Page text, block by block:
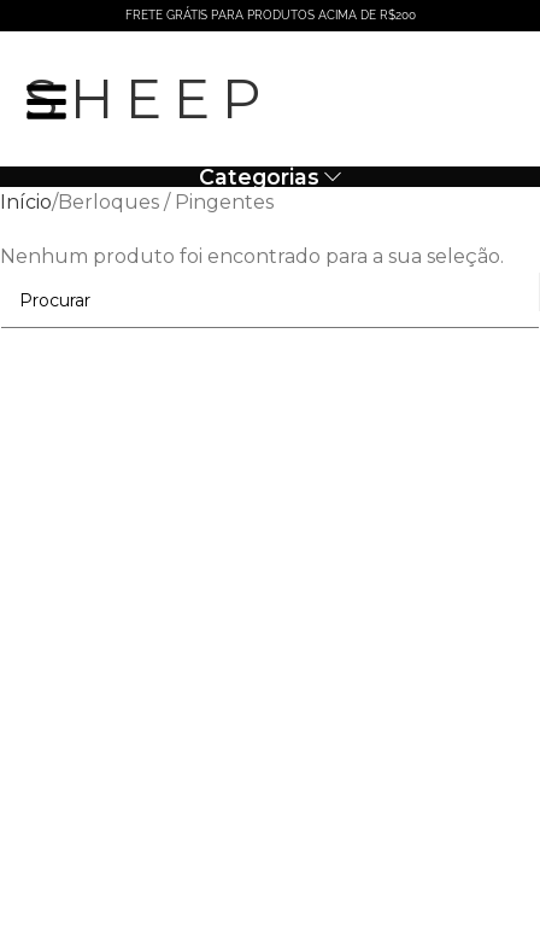
FRETE GRÁTIS PARA PRODUTOS ACIMA DE R$200
SHEEP
Categorias
Início Berloques / Pingentes
Nenhum produto foi encontrado para a sua seleção.